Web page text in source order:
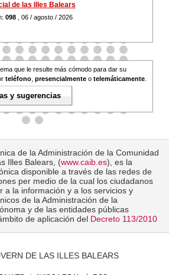
de las Illes Balears
098 , 06 / agosto / 2026
que le resulte más cómodo para dar su
teléfono presencialmente o telemáticamente
y sugerencias
de la Administración de la Comunidad
Illes Balears, (www.caib.es), es la
disponible a través de las redes de
per medio de la cual los ciudadanos
a la información y a los servicios y
de la Administración de la
y de las entidades públicas
de aplicación del Decreto 113/2010
DE LAS ILLES BALEARS